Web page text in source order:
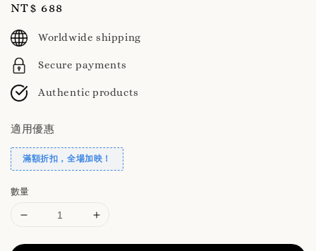
Regular
price
NT$ 688
Worldwide shipping
Secure payments
Authentic products
適用優惠
滿額折扣，全場加映！
數量